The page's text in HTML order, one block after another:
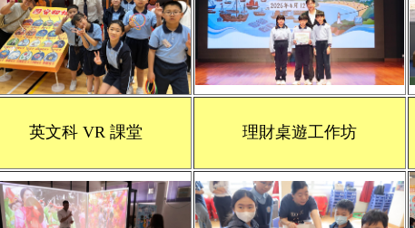
英文科 VR 課堂 理財桌遊工作坊